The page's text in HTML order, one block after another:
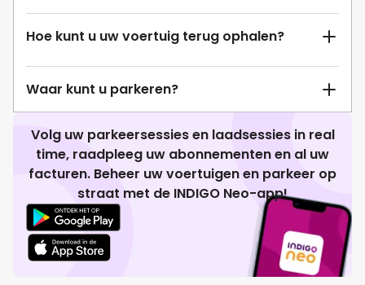
Hoe kunt u uw voertuig terug ophalen?
Waar kunt u parkeren?
Volg uw parkeersessies en laadsessies in real
time, raadpleeg uw abonnementen en al uw
facturen. Beheer uw voertuigen en parkeer op
straat met de INDIGO Neo-app!